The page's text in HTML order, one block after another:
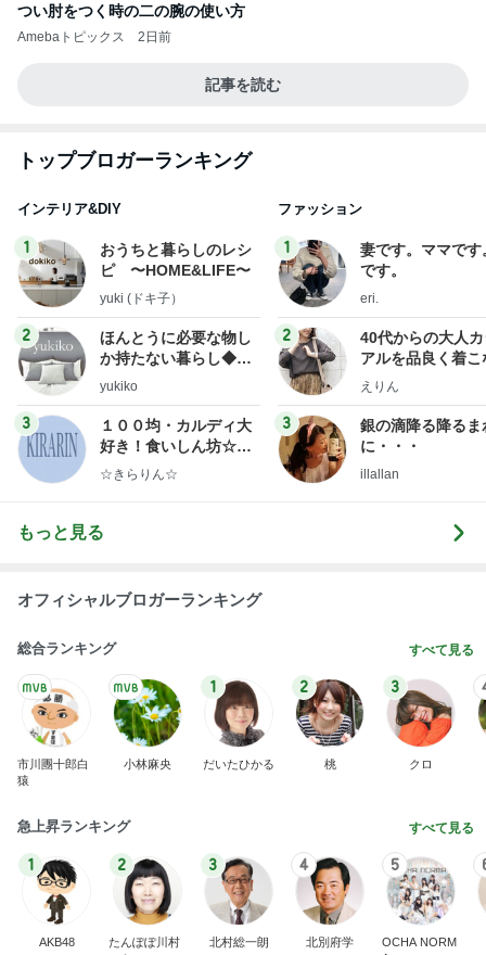
つい肘をつく時の二の腕の使い方
Amebaトピックス 2日前
記事を読む
トップブロガーランキング
インテリア&DIY
1
おうちと暮らしのレシ
ピ 〜HOME&LIFE〜
yuki (ドキ子）
2
ほんとうに必要な物し
か持たない暮らし◆Ke
ep Life Simple◆〜イ
yukiko
3
１００均・カルディ大
好き！食いしん坊☆き
らりん☆のブログ
☆きらりん☆
ファッション
1
妻です。ママです
です。
eri.
2
40代からの大人
アルを品良く着こ
ファッションブロ
えりん
3
銀の滴降る降るま
に・・・
illallan
もっと見る
オフィシャルブロガーランキング
総合ランキング すべて見る
市川團十郎白
猿
小林麻央
1
だいたひかる
2
桃
3
クロ
急上昇ランキング すべて見る
1
AKB48
2
たんぽぽ川村
3
北村総一朗
4
北別府学
5
OCHA NORM